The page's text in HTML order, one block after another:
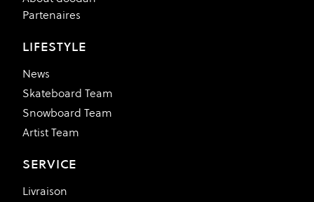
Partenaires
LIFESTYLE
News
Skateboard Team
Snowboard Team
Artist Team
SERVICE
Livraison